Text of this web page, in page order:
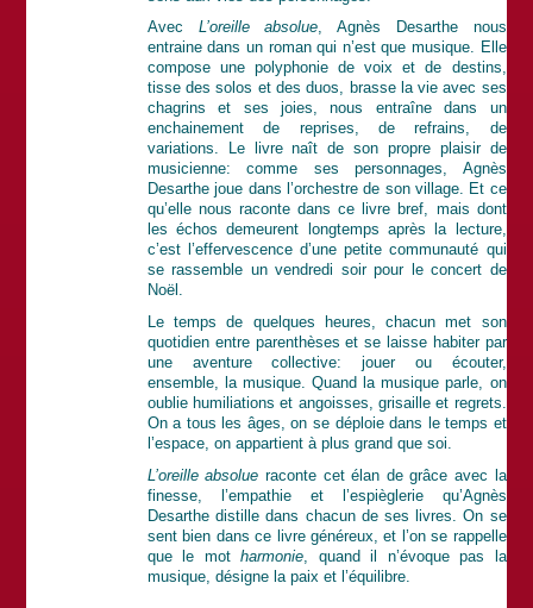
Avec L’oreille absolue, Agnès Desarthe nous
entraine dans un roman qui n’est que musique. Elle
compose une polyphonie de voix et de destins,
tisse des solos et des duos, brasse la vie avec ses
chagrins et ses joies, nous entraîne dans un
enchainement de reprises, de refrains, de
variations. Le livre naît de son propre plaisir de
musicienne: comme ses personnages, Agnès
Desarthe joue dans l’orchestre de son village. Et ce
qu’elle nous raconte dans ce livre bref, mais dont
les échos demeurent longtemps après la lecture,
c’est l’effervescence d’une petite communauté qui
se rassemble un vendredi soir pour le concert de
Noël.
Le temps de quelques heures, chacun met son
quotidien entre parenthèses et se laisse habiter par
une aventure collective: jouer ou écouter,
ensemble, la musique. Quand la musique parle, on
oublie humiliations et angoisses, grisaille et regrets.
On a tous les âges, on se déploie dans le temps et
l’espace, on appartient à plus grand que soi.
L’oreille absolue raconte cet élan de grâce avec la
finesse, l’empathie et l’espièglerie qu’Agnès
Desarthe distille dans chacun de ses livres. On se
sent bien dans ce livre généreux, et l’on se rappelle
que le motharmonie , quand il n’évoque pas la
musique, désigne la paix et l’équilibre.